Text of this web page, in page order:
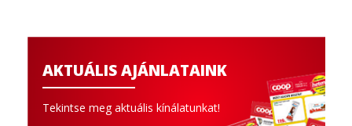
AKTUÁLIS AJÁNLATAINK
Tekintse meg aktuális kínálatunkat!